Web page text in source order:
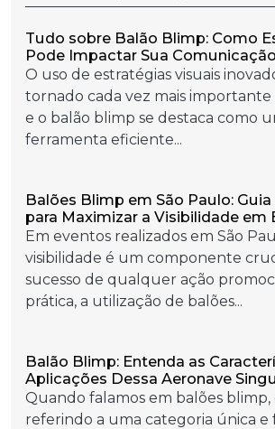
Tudo sobre Balão Blimp: Como
Pode Impactar Sua
O uso de estratégias visuais
tornado cada vez mais
e o balão blimp se destaca como
ferramenta eficiente...
Balões Blimp em São Paulo:
para Maximizar a Visibilidade em
Em eventos realizados em São
visibilidade é um componente
sucesso de qualquer ação
prática, a utilização de balões...
Balão Blimp: Entenda as
Aplicações Dessa Aeronave
Quando falamos em balões blimp,
referindo a uma categoria única e